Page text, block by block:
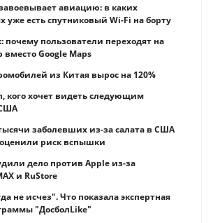
авиацию: в каких
уже есть спутниковый Wi-Fi на борту
почему пользователи переходят на
вместо Google Maps
из Китая вырос на 120%
кого хочет видеть следующим
заболевших из-за салата в США
оценили риск вспышки
дело против Apple из-за
и RuStore
не исчез". Что показала экспертная
"ДосболLike"